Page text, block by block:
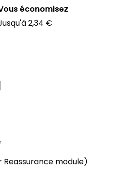
économisez
2,34 €
module)